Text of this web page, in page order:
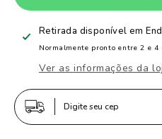
de
Sandália
Infantil
Menina
Fly
Ouro
de
Sandália
Infantil
Menina
Ouro
Retirada disponível em
Normalmente pronto entre 2 e 4
Ver as informações da
Digite seu cep